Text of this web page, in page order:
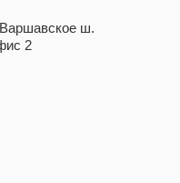
Варшавское ш.
2